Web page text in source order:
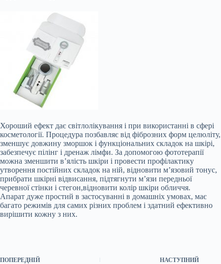
Хороший ефект дає світлолікування і при використанні в сфері
косметології. Процедура позбавляє від фіброзних форм целюліту,
зменшує довжину зморшок і функціональних складок на шкірі,
забезпечує пілінг і дренаж лімфи. За допомогою фототерапії
можна зменшити в’ялість шкіри і провести профілактику
утворення постійних складок на ній, відновити м’язовий тонус,
прибрати шкірні відвисання, підтягнути м’язи передньої
черевної стінки і стегон,відновити колір шкіри обличчя.
Апарат дуже простий в застосуванні в домашніх умовах, має
багато режимів для самих різних проблем і здатний ефективно
вирішити кожну з них.
ПОПЕРЕДНІЙ НАСТУПНИЙ